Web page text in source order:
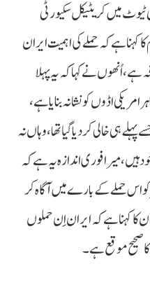
میں کریٹیکل سکیورٹی
کہنا ہے کہ حملے کی اہمیت ایران
اُنھوں نے کہا کہ یہ پہلا
اڈوں کو نشانہ بنایا ہے،
ہی خالی کر دیا گیا تھا، وہاں نہ
میرا فوری اندازہ یہ ہے کہ
اس حملے کے بارے میں آگاہ کر
کا کہنا ہے کہ ایران اِن حملوں
صحیح موقع ہے۔